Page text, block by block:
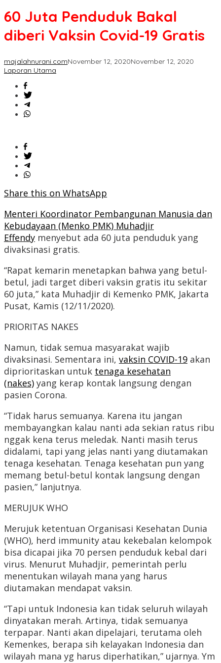
Bakal
Vaksin
Gratis
60 Juta Penduduk Bakal
diberi Vaksin Covid-19 Gratis
majalahnurani.comNovember 12, 2020November 12, 2020
Laporan Utama
Share this on WhatsApp
Menteri Koordinator Pembangunan Manusia dan
Kebudayaan (Menko PMK) Muhadjir
Effendy menyebut ada 60 juta penduduk yang
divaksinasi gratis.
“Rapat kemarin menetapkan bahwa yang betul-
betul, jadi target diberi vaksin gratis itu sekitar
60 juta,” kata Muhadjir di Kemenko PMK, Jakarta
Pusat, Kamis (12/11/2020).
PRIORITAS NAKES
Namun, tidak semua masyarakat wajib
divaksinasi. Sementara ini, vaksin COVID-19 akan
diprioritaskan untuk tenaga kesehatan
(nakes) yang kerap kontak langsung dengan
pasien Corona.
“Tidak harus semuanya. Karena itu jangan
membayangkan kalau nanti ada sekian ratus ribu
nggak kena terus meledak. Nanti masih terus
didalami, tapi yang jelas nanti yang diutamakan
tenaga kesehatan. Tenaga kesehatan pun yang
memang betul-betul kontak langsung dengan
pasien,” lanjutnya.
MERUJUK WHO
Merujuk ketentuan Organisasi Kesehatan Dunia
(WHO), herd immunity atau kekebalan kelompok
bisa dicapai jika 70 persen penduduk kebal dari
virus. Menurut Muhadjir, pemerintah perlu
menentukan wilayah mana yang harus
diutamakan mendapat vaksin.
“Tapi untuk Indonesia kan tidak seluruh wilayah
dinyatakan merah. Artinya, tidak semuanya
terpapar. Nanti akan dipelajari, terutama oleh
Kemenkes, berapa sih kelayakan Indonesia dan
wilayah mana yg harus diperhatikan,” ujarnya. Ym